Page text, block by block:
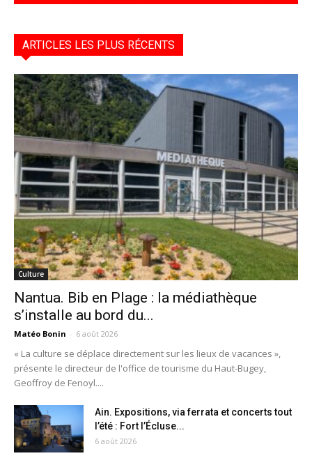
ARTICLES LES PLUS RÉCENTS
Culture
Nantua. Bib en Plage : la médiathèque
s’installe au bord du...
Matéo Bonin - 6 août 2026
« La culture se déplace directement sur les lieux de vacances »,
présente le directeur de l'office de tourisme du Haut-Bugey,
Geoffroy de Fenoyl....
Ain. Expositions, via ferrata et concerts tout
l’été : Fort l’Écluse...
6 août 2026